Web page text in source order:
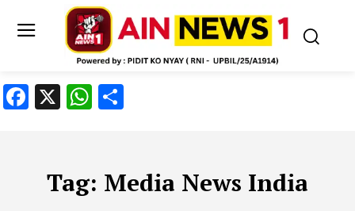
Facebook
X WhatsApp
Tag: Media News India